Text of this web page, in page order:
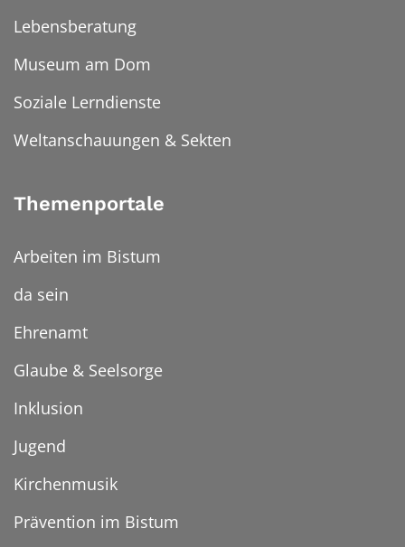
Lebensberatung
Museum am Dom
Soziale Lerndienste
Weltanschauungen & Sekten
Themenportale
Arbeiten im Bistum
da sein
Ehrenamt
Glaube & Seelsorge
Inklusion
Jugend
Kirchenmusik
Prävention im Bistum